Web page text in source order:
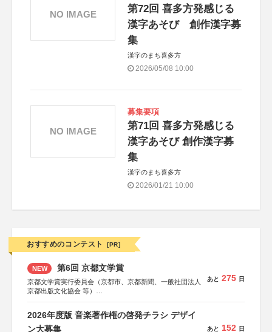
第72回 喜多方発感じる
漢字あそび 創作漢字募
集
漢字のまち喜多方
2026/05/08 10:00
NO IMAGE
募集要項
第71回 喜多方発感じる
漢字あそび 創作漢字募
集
漢字のまち喜多方
2026/01/21 10:00
NO IMAGE
おすすめのコンテスト [PR]
NEW 第6回 京都文学賞
京都文学賞実行委員会（京都市、京都新聞、一般社団法人
京都出版文化協会 等）
KADOKAWA、河出書房新社、幻冬舎、講談社、光文社、
集英社、小学館、祥伝社、新潮社、淡交社、ちいさいミシ
マ社、徳間書店、早川書房、PHP研究所、双葉社、文藝春
あと 275 日
2026年度版 音楽著作権の啓発チラシ デザイ
ン大募集
あと 152 日